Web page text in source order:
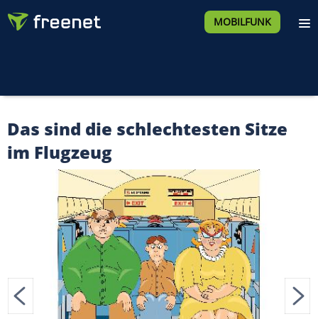
MOBILFUNK
Das sind die schlechtesten Sitze
im Flugzeug